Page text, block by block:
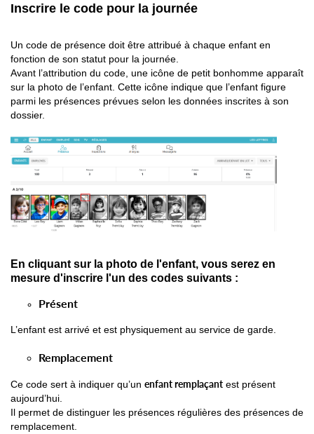
Inscrire le code pour la journée
Un code de présence doit être attribué à chaque enfant en
fonction de son statut pour la journée.
Avant l’attribution du code, une icône de petit bonhomme apparaît
sur la photo de l’enfant. Cette icône indique que l’enfant figure
parmi les présences prévues selon les données inscrites à son
dossier.
En cliquant sur la photo de l'enfant, vous serez en
mesure d'inscrire l'un des codes suivants :
Présent
L’enfant est arrivé et est physiquement au service de garde.
Remplacement
Ce code sert à indiquer qu’un enfant remplaçant est présent
aujourd’hui.
Il permet de distinguer les présences régulières des présences de
remplacement.